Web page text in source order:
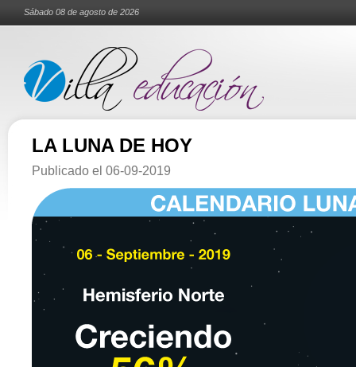
Sábado 08 de agosto de 2026
LA LUNA DE HOY
Publicado el 06-09-2019